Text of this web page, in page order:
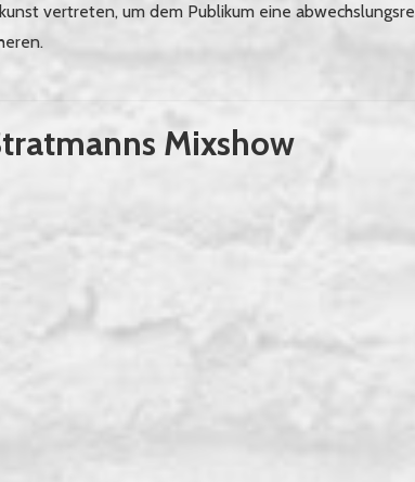
vertreten, um dem Publikum eine
Mixshow